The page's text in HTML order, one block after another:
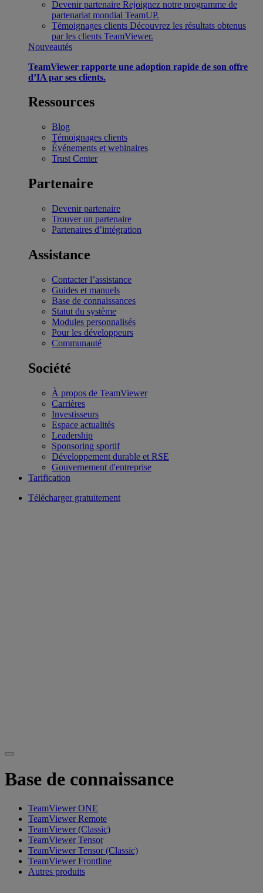
Devenir partenaire Rejoignez notre programme de
partenariat mondial TeamUP.
Témoignages clients Découvrez les résultats obtenus
par les clients TeamViewer.
Nouveautés
TeamViewer rapporte une adoption rapide de son offre
d’IA par ses clients.
Ressources
Blog
Témoignages clients
Événements et webinaires
Trust Center
Partenaire
Devenir partenaire
Trouver un partenaire
Partenaires d’intégration
Assistance
Contacter l’assistance
Guides et manuels
Base de connaissances
Statut du système
Modules personnalisés
Pour les développeurs
Communauté
Société
À propos de TeamViewer
Carrières
Investisseurs
Espace actualités
Leadership
Sponsoring sportif
Développement durable et RSE
Gouvernement d'entreprise
Tarification
Télécharger gratuitement
Base de connaissance
TeamViewer ONE
TeamViewer Remote
TeamViewer (Classic)
TeamViewer Tensor
TeamViewer Tensor (Classic)
TeamViewer Frontline
Autres produits